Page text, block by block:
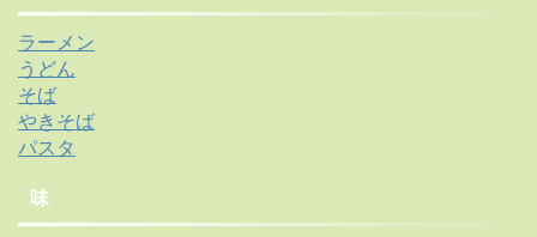
ラーメン
うどん
そば
やきそば
パスタ
味